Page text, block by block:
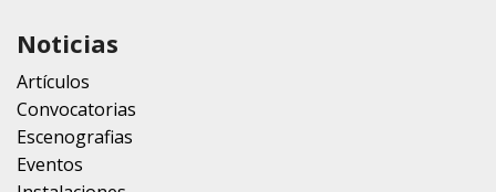
Noticias
Artículos
Convocatorias
Escenografias
Eventos